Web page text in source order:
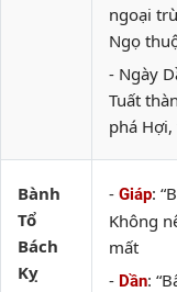
ngoại
Ngọ
- Ngày
Tuất
phá
Bành
Tổ
Bách
Kỵ
- Giáp:
Không
mất
- Dần: